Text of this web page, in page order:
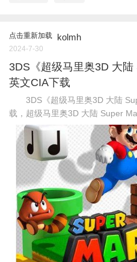
点击重新加载 kolmh
2024-7-30
3DS《超级马里奥3D 大
英文CIA下载
3DS《超级马里奥3D 大陆
载，超级马里奥3D 大陆 Super